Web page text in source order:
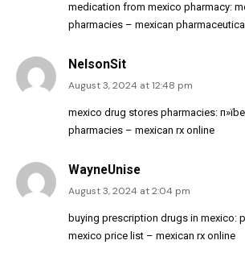
medication from mexico pharmacy:
pharmacies – mexican
NelsonSit
August 3, 2024 at 12:48 pm
mexico drug stores pharmacies:
pharmacies – mexican rx online
WayneUnise
August 3, 2024 at 2:04 pm
buying prescription drugs in mexico:
mexico price list – mexican rx online